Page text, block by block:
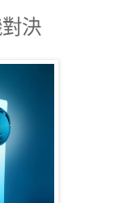
決